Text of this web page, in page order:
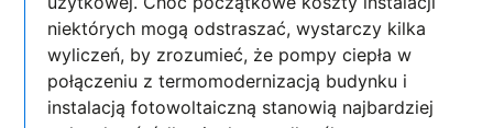
niektórych mogą odstraszać, wystarczy kilka
wyliczeń, by zrozumieć, że pompy ciepła w
połączeniu z termomodernizacją budynku i
instalacją fotowoltaiczną stanowią najbardziej